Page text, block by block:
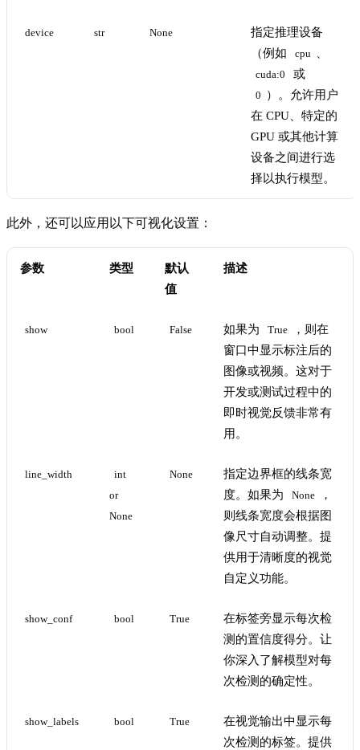
device str None
指定推理设备
（例如
cpu
cuda:0 或
0
）。允许用户
在 CPU、特定的
GPU 或其他计算
设备之间进行选
择以执行模型。
此外，还可以应用以下可视化设置：
参数 类型
默认
值
描述
show bool False 如果为 True
，则在
窗口中显示标注后的
图像或视频。这对于
开发或测试过程中的
即时视觉反馈非常有
用。
line_width
int
or
None
None
指定边界框的线条宽
度。如果为
None
，
则线条宽度会根据图
像尺寸自动调整。提
供用于清晰度的视觉
自定义功能。
show_conf bool True
在标签旁显示每次检
测的置信度得分。让
你深入了解模型对每
次检测的确定性。
show_labels bool True
在视觉输出中显示每
次检测的标签。提供